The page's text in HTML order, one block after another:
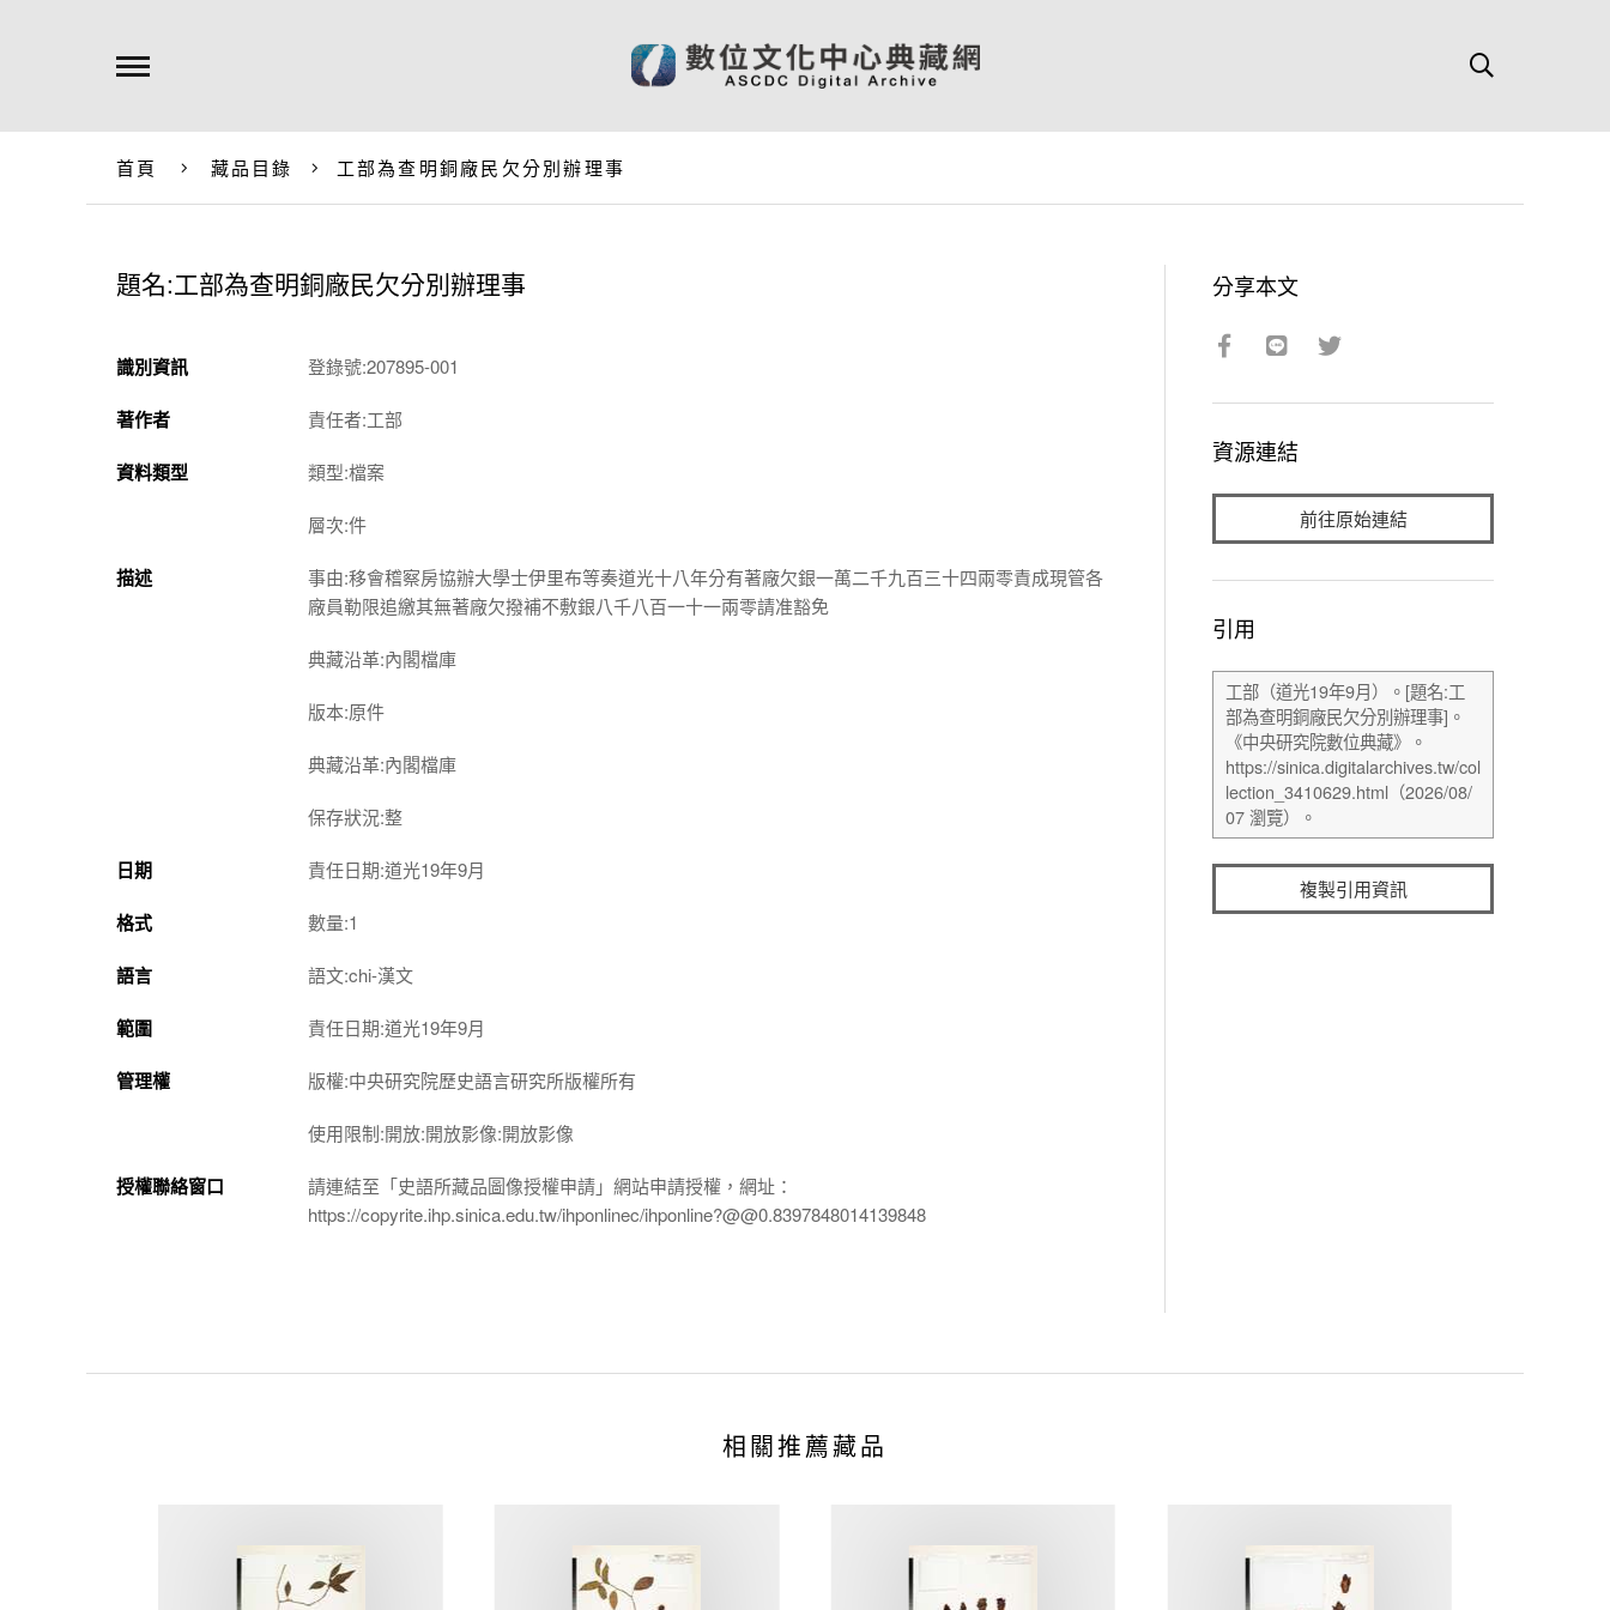
首頁 藏品目錄 工部為查明銅廠民欠分別辦理事
題名:工部為查明銅廠民欠分別辦理事
識別資訊 登錄號:207895-001
著作者 責任者:工部
資料類型 類型:檔案
層次:件
描述
事由:移會稽察房協辦大學士伊里布等奏道光十八年分有著廠欠銀一萬二千九百三十四兩零責成現管各
廠員勒限追繳其無著廠欠撥補不敷銀八千八百一十一兩零請准豁免
典藏沿革:內閣檔庫
版本:原件
典藏沿革:內閣檔庫
保存狀況:整
日期 責任日期:道光19年9月
格式 數量:1
語言 語文:chi-漢文
範圍 責任日期:道光19年9月
管理權 版權:中央研究院歷史語言研究所版權所有
使用限制:開放:開放影像:開放影像
授權聯絡窗口
請連結至「史語所藏品圖像授權申請」網站申請授權，網址：
https://copyrite.ihp.sinica.edu.tw/ihponlinec/ihponline?@@0.8397848014139848
分享本文
資源連結
前往原始連結
引用
複製引用資訊
相關推薦藏品